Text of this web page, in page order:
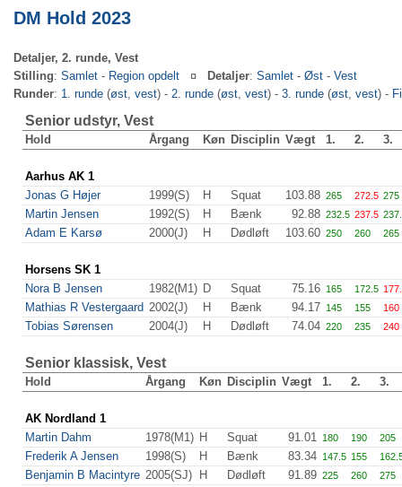
DM Hold 2023
Detaljer, 2. runde, Vest
Stilling: Samlet - Region opdelt ¤ Detaljer: Samlet - Øst - Vest
Runder: 1. runde (øst, vest) - 2. runde (øst, vest) - 3. runde (øst, vest) -
Senior udstyr, Vest
Hold Årgang Køn Disciplin Vægt 1. 2. 3.
Aarhus AK 1
Jonas G Højer
1999(S) H Squat 103.88 265 272.5 275
Martin Jensen 1992(S) H Bænk 92.88 232.5 237.5
Adam E Karsø 2000(J) H Dødløft 103.60 250 260 265
Horsens SK 1
Nora B Jensen
1982(M1) D Squat 75.16 165 172.5
Mathias R Vestergaard 2002(J) H Bænk 94.17 145 155 160
Tobias Sørensen 2004(J) H Dødløft 74.04 220 235 240
Senior klassisk, Vest
Hold Årgang Køn Disciplin Vægt 1. 2. 3.
AK Nordland 1
Martin Dahm
1978(M1) H Squat 91.01 180 190 205
Frederik A Jensen 1998(S) H Bænk 83.34 147.5 155
Benjamin B Macintyre 2005(SJ) H Dødløft 91.89 225 260 275